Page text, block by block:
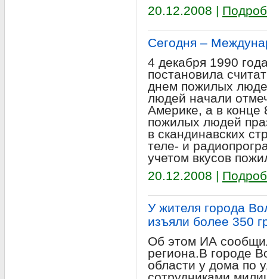
20.12.2008 |
Сегодня –
4 декабря 1990
постановила
днем пожилых
людей начали
Америке, а в конце
пожилых людей
в скандинавских
теле- и
учетом вкусов
20.12.2008 |
У жителя города
изъяли более 350
Об этом ИА
региона.В городе
области у дома по